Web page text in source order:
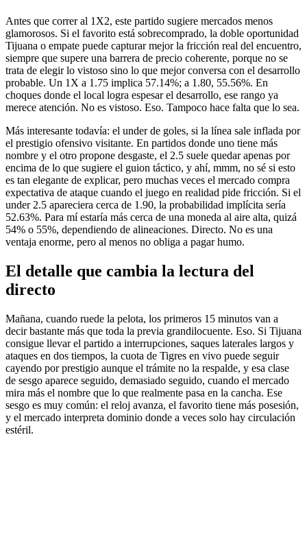
Antes que correr al 1X2, este partido sugiere mercados menos
glamorosos. Si el favorito está sobrecomprado, la doble oportunidad
Tijuana o empate puede capturar mejor la fricción real del encuentro,
siempre que supere una barrera de precio coherente, porque no se
trata de elegir lo vistoso sino lo que mejor conversa con el desarrollo
probable. Un 1X a 1.75 implica 57.14%; a 1.80, 55.56%. En
choques donde el local logra espesar el desarrollo, ese rango ya
merece atención. No es vistoso. Eso. Tampoco hace falta que lo sea.
Más interesante todavía: el under de goles, si la línea sale inflada por
el prestigio ofensivo visitante. En partidos donde uno tiene más
nombre y el otro propone desgaste, el 2.5 suele quedar apenas por
encima de lo que sugiere el guion táctico, y ahí, mmm, no sé si esto
es tan elegante de explicar, pero muchas veces el mercado compra
expectativa de ataque cuando el juego en realidad pide fricción. Si el
under 2.5 apareciera cerca de 1.90, la probabilidad implícita sería
52.63%. Para mí estaría más cerca de una moneda al aire alta, quizá
54% o 55%, dependiendo de alineaciones. Directo. No es una
ventaja enorme, pero al menos no obliga a pagar humo.
El detalle que cambia la lectura del
directo
Mañana, cuando ruede la pelota, los primeros 15 minutos van a
decir bastante más que toda la previa grandilocuente. Eso. Si Tijuana
consigue llevar el partido a interrupciones, saques laterales largos y
ataques en dos tiempos, la cuota de Tigres en vivo puede seguir
cayendo por prestigio aunque el trámite no la respalde, y esa clase
de sesgo aparece seguido, demasiado seguido, cuando el mercado
mira más el nombre que lo que realmente pasa en la cancha. Ese
sesgo es muy común: el reloj avanza, el favorito tiene más posesión,
y el mercado interpreta dominio donde a veces solo hay circulación
estéril.